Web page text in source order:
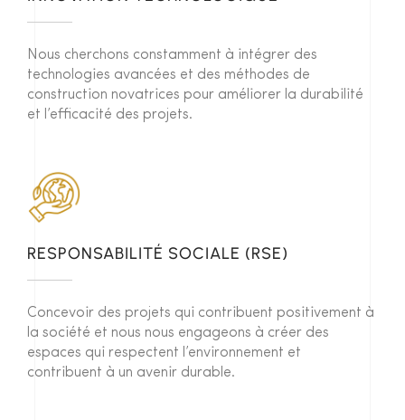
Nous cherchons constamment à intégrer des
technologies avancées et des méthodes de
construction novatrices pour améliorer la durabilité
et l’efficacité des projets.
RESPONSABILITÉ SOCIALE (RSE)
Concevoir des projets qui contribuent positivement à
la société et nous nous engageons à créer des
espaces qui respectent l’environnement et
contribuent à un avenir durable.